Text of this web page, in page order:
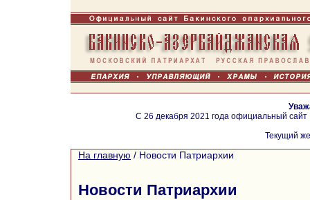
С 26 декабря 2021 года официальный
Текущий
На главную / Новости Патриархии
Новости Патриархии